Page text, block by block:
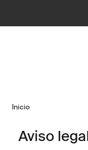
Inicio
Aviso